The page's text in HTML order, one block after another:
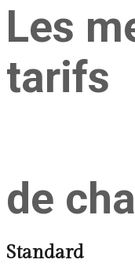
Les
tarifs
de
Standard